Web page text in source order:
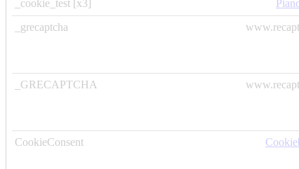
_cookie_test [x3]
_grecaptcha
_GRECAPTCHA
CookieConsent